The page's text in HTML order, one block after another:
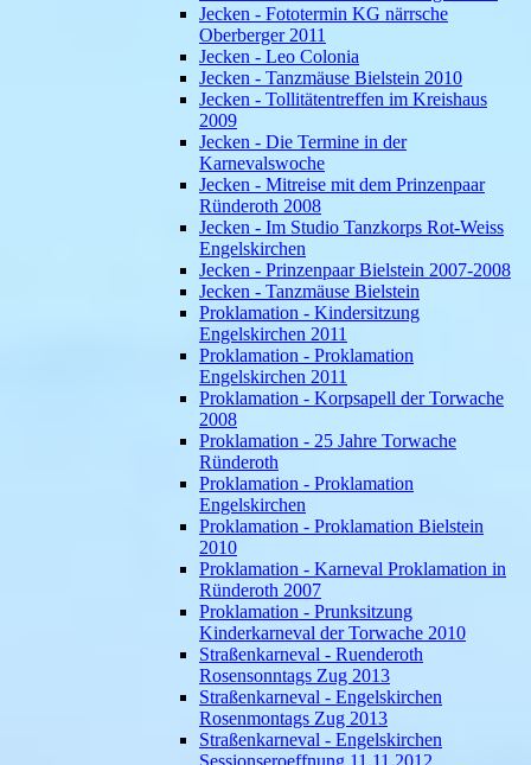
Jecken - Fototermin KG närrsche
Oberberger 2011
Jecken - Leo Colonia
Jecken - Tanzmäuse Bielstein 2010
Jecken - Tollitätentreffen im Kreishaus
2009
Jecken - Die Termine in der
Karnevalswoche
Jecken - Mitreise mit dem Prinzenpaar
Ründeroth 2008
Jecken - Im Studio Tanzkorps Rot-Weiss
Engelskirchen
Jecken - Prinzenpaar Bielstein 2007-2008
Jecken - Tanzmäuse Bielstein
Proklamation - Kindersitzung
Engelskirchen 2011
Proklamation - Proklamation
Engelskirchen 2011
Proklamation - Korpsapell der Torwache
2008
Proklamation - 25 Jahre Torwache
Ründeroth
Proklamation - Proklamation
Engelskirchen
Proklamation - Proklamation Bielstein
2010
Proklamation - Karneval Proklamation in
Ründeroth 2007
Proklamation - Prunksitzung
Kinderkarneval der Torwache 2010
Straßenkarneval - Ruenderoth
Rosensonntags Zug 2013
Straßenkarneval - Engelskirchen
Rosenmontags Zug 2013
Straßenkarneval - Engelskirchen